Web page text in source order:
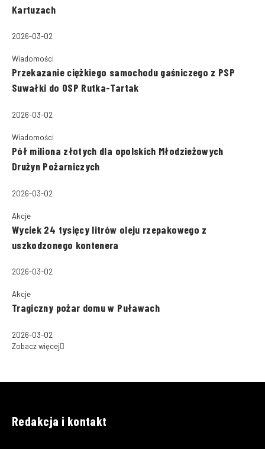
Kartuzach
2026-03-02
Wiadomości
Przekazanie ciężkiego samochodu gaśniczego z PSP
Suwałki do OSP Rutka-Tartak
2026-03-02
Wiadomości
Pół miliona złotych dla opolskich Młodzieżowych
Drużyn Pożarniczych
2026-03-02
Akcje
Wyciek 24 tysięcy litrów oleju rzepakowego z
uszkodzonego kontenera
2026-03-02
Akcje
Tragiczny pożar domu w Puławach
2026-03-02
Zobacz więcej
Redakcja i kontakt